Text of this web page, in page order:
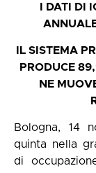
I DATI DI
IL SISTEMA
PRODUCE
NE
Bologna, 14
quinta nella
di